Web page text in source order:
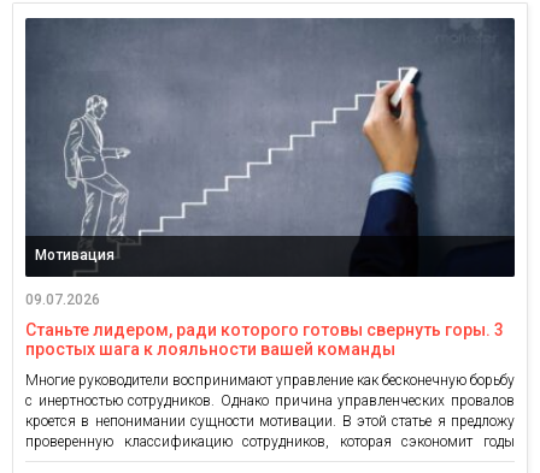
Мотивация
09.07.2026
Станьте лидером, ради которого готовы свернуть горы. 3
простых шага к лояльности вашей команды
Многие руководители воспринимают управление как бесконечную борьбу
с инертностью сотрудников. Однако причина управленческих провалов
кроется в непонимании сущности мотивации. В этой статье я предложу
проверенную классификацию сотрудников, которая сэкономит годы
нервов любому генеральному директору. Мотивация — это не внешнее